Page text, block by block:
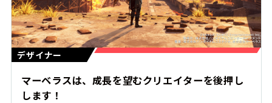
デザイナー
マーベラスは、成長を望むクリエイターを後押し
します！